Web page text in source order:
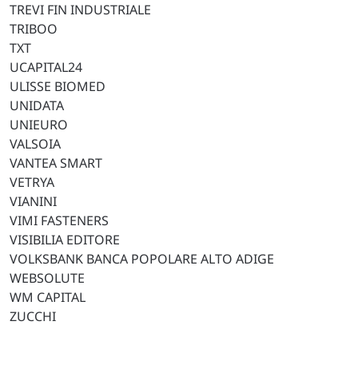
TREVI FIN INDUSTRIALE
TRIBOO
TXT
UCAPITAL24
ULISSE BIOMED
UNIDATA
UNIEURO
VALSOIA
VANTEA SMART
VETRYA
VIANINI
VIMI FASTENERS
VISIBILIA EDITORE
VOLKSBANK BANCA POPOLARE ALTO ADIGE
WEBSOLUTE
WM CAPITAL
ZUCCHI